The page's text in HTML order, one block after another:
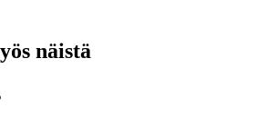
näistä